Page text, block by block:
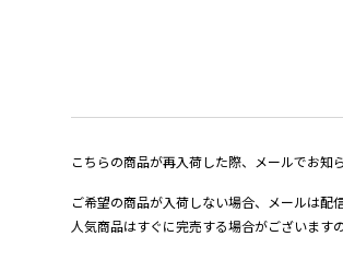
こちらの商品が再入荷した際、メールでお知
ご希望の商品が入荷しない場合、メールは配
人気商品はすぐに完売する場合がございます